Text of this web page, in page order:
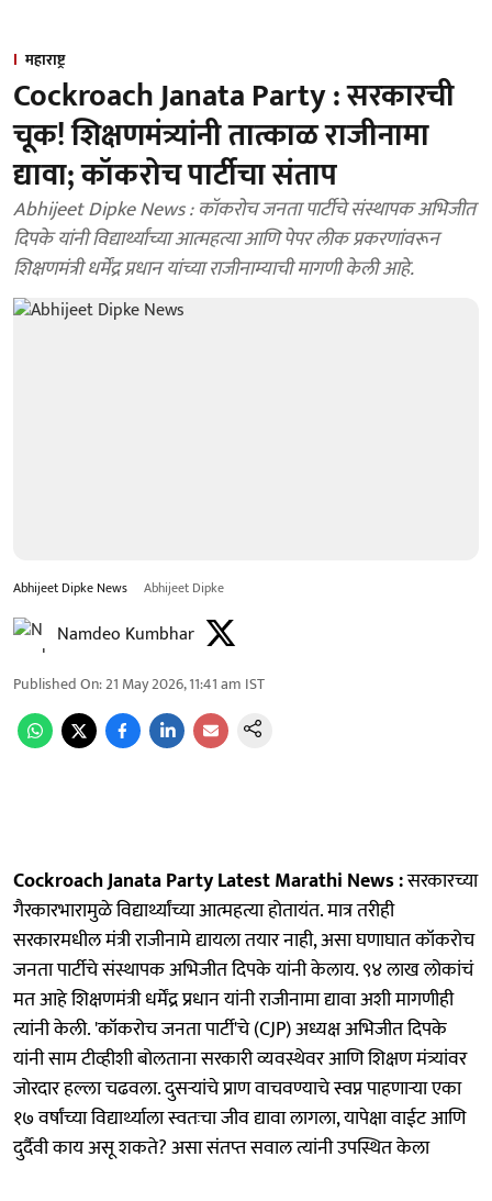
महाराष्ट्र
Cockroach Janata Party : सरकारची
चूक! शिक्षणमंत्र्यांनी तात्काळ राजीनामा
द्यावा; कॉकरोच पार्टीचा संताप
Abhijeet Dipke News : कॉकरोच जनता पार्टीचे संस्थापक अभिजीत
दिपके यांनी विद्यार्थ्यांच्या आत्महत्या आणि पेपर लीक प्रकरणांवरून
शिक्षणमंत्री धर्मेंद्र प्रधान यांच्या राजीनाम्याची मागणी केली आहे.
Abhijeet Dipke News Abhijeet Dipke
Namdeo Kumbhar
Published On:21 May 2026, 11:41 am IST
Cockroach Janata Party Latest Marathi News :सरकारच्या
गैरकारभारामुळे विद्यार्थ्यांच्या आत्महत्या होतायंत. मात्र तरीही
सरकारमधील मंत्री राजीनामे द्यायला तयार नाही, असा घणाघात कॉकरोच
जनता पार्टीचे संस्थापक अभिजीत दिपके यांनी केलाय. ९४ लाख लोकांचं
मत आहे शिक्षणमंत्री धर्मेंद्र प्रधान यांनी राजीनामा द्यावा अशी मागणीही
त्यांनी केली. 'कॉकरोच जनता पार्टी'चे (CJP) अध्यक्ष अभिजीत दिपके
यांनी साम टीव्हीशी बोलताना सरकारी व्यवस्थेवर आणि शिक्षण मंत्र्यांवर
जोरदार हल्ला चढवला. दुसऱ्यांचे प्राण वाचवण्याचे स्वप्न पाहणाऱ्या एका
१७ वर्षांच्या विद्यार्थ्याला स्वतःचा जीव द्यावा लागला, यापेक्षा वाईट आणि
दुर्दैवी काय असू शकते? असा संतप्त सवाल त्यांनी उपस्थित केला